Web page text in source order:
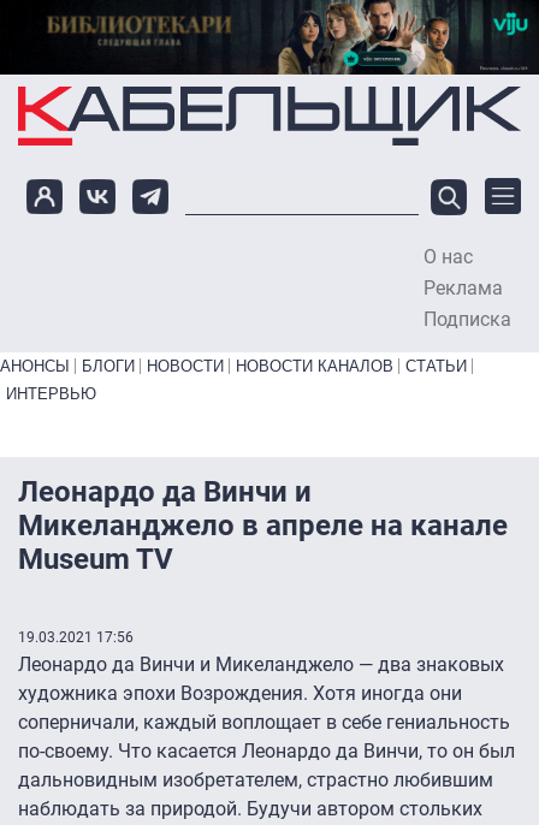
Перейти к основному содержанию
О нас
Реклама
Подписка
Primary links bottom
АНОНСЫ БЛОГИ НОВОСТИ НОВОСТИ КАНАЛОВ
СТАТЬИ
ИНТЕРВЬЮ
Леонардо да Винчи и
Микеланджело в апреле на канале
Museum TV
19.03.2021 17:56
Леонардо да Винчи и Микеланджело — два знаковых
художника эпохи Возрождения. Хотя иногда они
соперничали, каждый воплощает в себе гениальность
по-своему. Что касается Леонардо да Винчи, то он был
дальновидным изобретателем, страстно любившим
наблюдать за природой. Будучи автором стольких